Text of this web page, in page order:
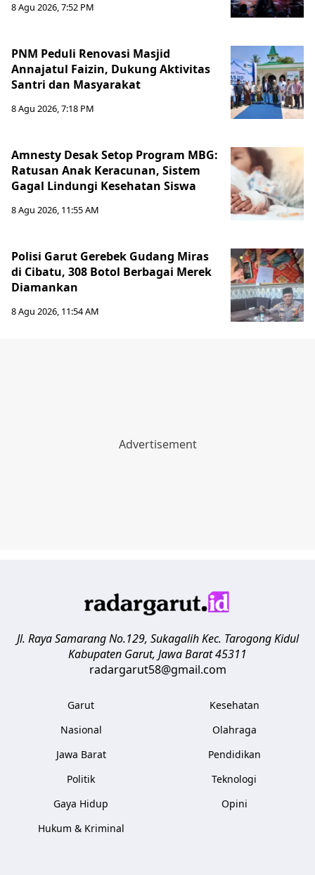
8 Agu 2026, 7:52 PM
PNM Peduli Renovasi Masjid
Annajatul Faizin, Dukung Aktivitas
Santri dan Masyarakat
8 Agu 2026, 7:18 PM
Amnesty Desak Setop Program MBG:
Ratusan Anak Keracunan, Sistem
Gagal Lindungi Kesehatan Siswa
8 Agu 2026, 11:55 AM
Polisi Garut Gerebek Gudang Miras
di Cibatu, 308 Botol Berbagai Merek
Diamankan
8 Agu 2026, 11:54 AM
Jl. Raya Samarang No.129, Sukagalih Kec. Tarogong Kidul
Kabupaten Garut, Jawa Barat45311
radargarut58@gmail.com
Garut
Nasional
Jawa Barat
Politik
Gaya Hidup
Hukum & Kriminal
Kesehatan
Olahraga
Pendidikan
Teknologi
Opini